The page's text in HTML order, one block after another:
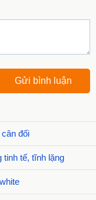
đối
tinh tế, tĩnh lặng